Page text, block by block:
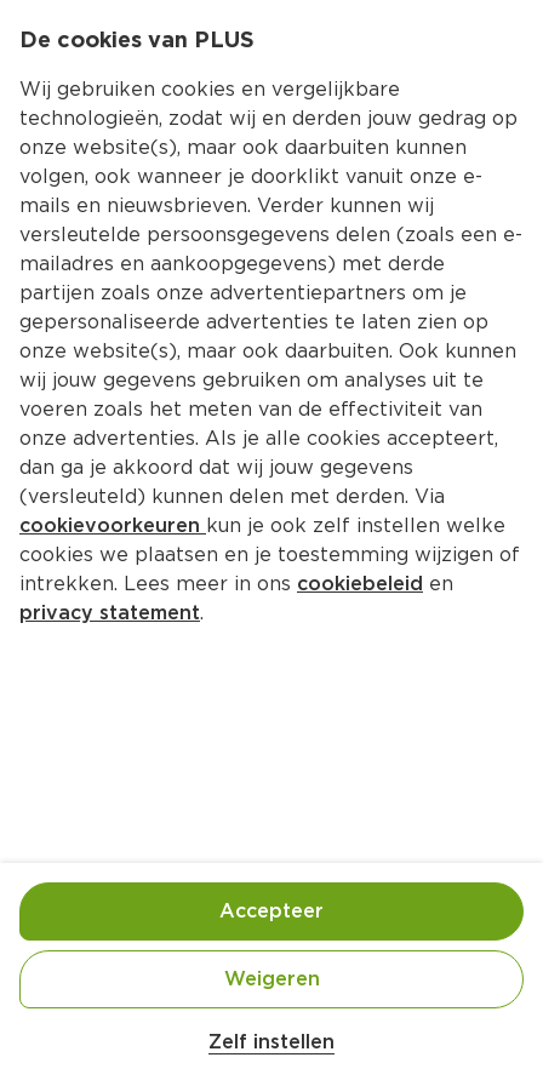
Kies jouw
Ingrediënten Bereiding
De cookies van PLUS
Wij gebruiken cookies en vergelijkbare
technologieën, zodat wij en derden jouw gedrag op
onze website(s), maar ook daarbuiten kunnen
volgen, ook wanneer je doorklikt vanuit onze e-
mails en nieuwsbrieven. Verder kunnen wij
versleutelde persoonsgegevens delen (zoals een e-
mailadres en aankoopgegevens) met derde
partijen zoals onze advertentiepartners om je
gepersonaliseerde advertenties te laten zien op
onze website(s), maar ook daarbuiten. Ook kunnen
wij jouw gegevens gebruiken om analyses uit te
voeren zoals het meten van de effectiviteit van
onze advertenties. Als je alle cookies accepteert,
dan ga je akkoord dat wij jouw gegevens
(versleuteld) kunnen delen met derden. Via
cookievoorkeuren kun je ook zelf instellen welke
cookies we plaatsen en je toestemming wijzigen of
intrekken. Lees meer in ons cookiebeleid en
privacy statement.
Zelf instellen
Weigeren
Accepteer